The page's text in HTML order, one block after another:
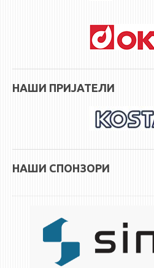
ВОНРЕДНИ ПРОФ.
II ЦИКЛУС - ПОСЛЕДИПЛОМСКИ
III ЦИКЛУС - ДОКТОРСКИ
НАШИ ПРИЈАТЕЛИ
НАШИ СПОНЗОРИ